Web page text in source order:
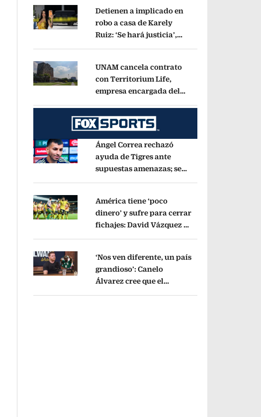
Opens in new window
Detienen a implicado en
robo a casa de Karely
Ruiz: ‘Se hará justicia’,
Opens in new window
UNAM cancela contrato
con Territorium Life,
empresa encargada del
Opens in new window
Ángel Correa rechazó
ayuda de Tigres ante
supuestas amenazas; se
Opens in new window
América tiene ‘poco
dinero’ y sufre para cerrar
fichajes: David Vázquez se
Opens in new window
‘Nos ven diferente, un país
grandioso’: Canelo
Álvarez cree que el